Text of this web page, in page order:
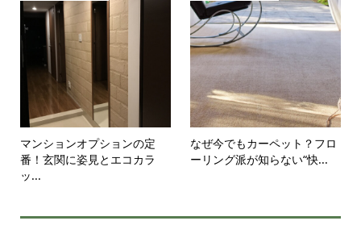
マンションオプションの定
番！玄関に姿見とエコカラ
ッ...
なぜ今でもカーペット？フロ
ーリング派が知らない“快...